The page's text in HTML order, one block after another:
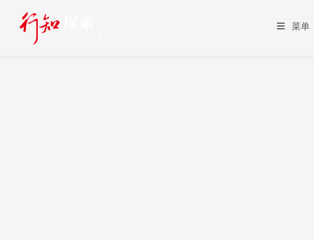
content
菜单